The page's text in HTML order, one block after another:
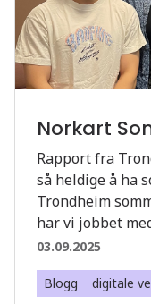
Norkart
Rapport fra
så heldige å ha
Trondheim
har vi jobbet
03.09.2025
Blogg digitale